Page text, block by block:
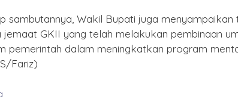
sambutannya, Wakil Bupati juga
jemaat GKII yang telah melakukan pembinaan
pemerintah dalam meningkatkan program
Fariz)